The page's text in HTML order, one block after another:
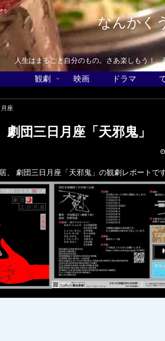
なんかく
人生はまるごと自分のもの。さあ楽しもう！。
観劇 映画 ドラマ
座
劇団三日月座「天邪鬼」
、 劇団三日月座「天邪鬼」の観劇レポートです